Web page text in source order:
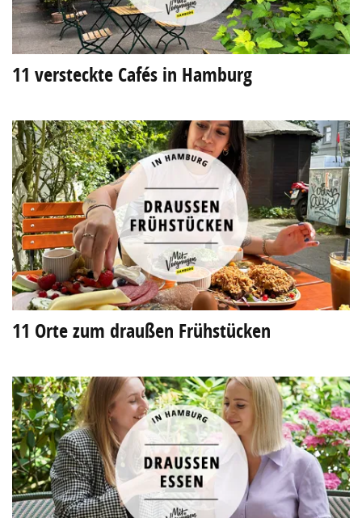
11 versteckte Cafés in Hamburg
11 Orte zum draußen Frühstücken